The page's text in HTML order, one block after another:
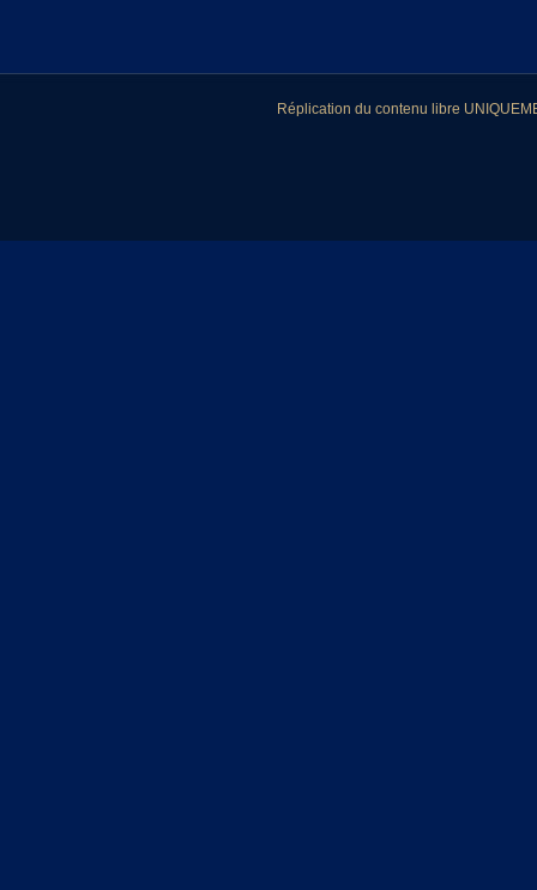
Réplication du contenu libre